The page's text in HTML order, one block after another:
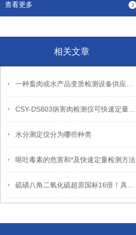
查看更多
相关文章
水分测定仪分为哪些种类
呕吐毒素的危害和*及快速定量检测方法